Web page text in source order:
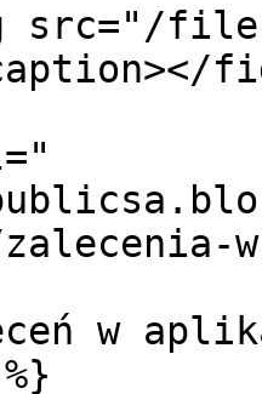
files/
w